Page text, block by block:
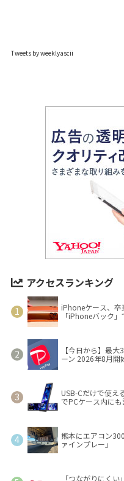
Tweets by weeklyascii
アクセスランキング
iPhoneケース、卒
「iPhoneバック」
【今日から】最
ーン 2026年8月開
USB-Cだけで使
でPCケース内に
熊本にエアコン
ァインプレー」
「つながりにく